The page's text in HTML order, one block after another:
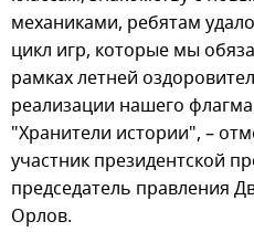
механиками, ребятам
цикл игр, которые мы
рамках летней
реализации нашего
"Хранители истории", –
участник президентской
председатель правления
Орлов.